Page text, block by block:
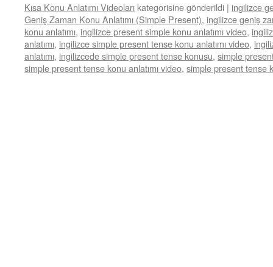
Kısa Konu Anlatımı Videoları kategorisine gönderildi | ingilizce
Geniş Zaman Konu Anlatımı (Simple Present), ingilizce geniş
konu anlatımı, ingilizce present simple konu anlatımı video,
anlatımı, ingilizce simple present tense konu anlatımı video,
anlatımı, ingilizcede simple present tense konusu, simple
simple present tense konu anlatımı video, simple present tense